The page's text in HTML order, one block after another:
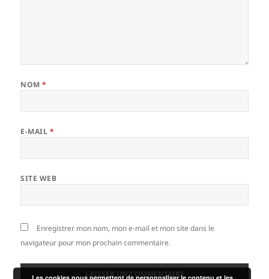
NOM*
E-MAIL *
SITE WEB
Enregistrer mon nom, mon e-mail et mon site dans le
navigateur pour mon prochain commentaire.